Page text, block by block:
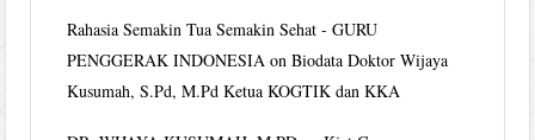
Rahasia Semakin Tua Semakin Sehat - GURU
PENGGERAK INDONESIA onBiodata Doktor Wijaya
Kusumah, S.Pd, M.Pd Ketua KOGTIK dan KKA